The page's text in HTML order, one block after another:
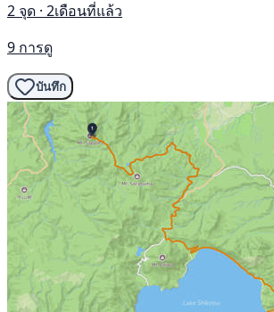
2 จุด · 2เดือนที่แล้ว
9 การดู
บันทึก